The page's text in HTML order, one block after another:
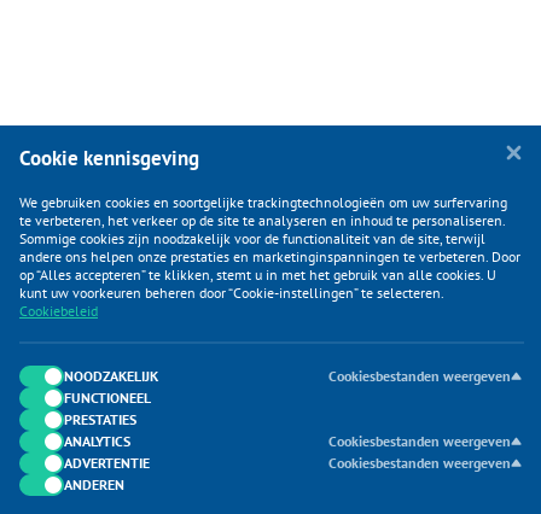
KLANTENSERVICE
CATEGORIEËN
DUIJVELAAR E-COMMERCE
CONTACTEN
Cookie kennisgeving
We gebruiken cookies en soortgelijke trackingtechnologieën om uw surfervaring
te verbeteren, het verkeer op de site te analyseren en inhoud te personaliseren.
Sommige cookies zijn noodzakelijk voor de functionaliteit van de site, terwijl
andere ons helpen onze prestaties en marketinginspanningen te verbeteren. Door
op “Alles accepteren” te klikken, stemt u in met het gebruik van alle cookies. U
kunt uw voorkeuren beheren door “Cookie-instellingen” te selecteren.
Cookiebeleid
NOODZAKELIJK
Cookiesbestanden weergeven
FUNCTIONEEL
PRESTATIES
ANALYTICS
Cookiesbestanden weergeven
ADVERTENTIE
Cookiesbestanden weergeven
ANDEREN